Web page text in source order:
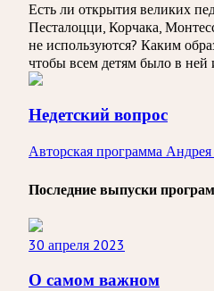
Есть ли открытия великих
Песталоцци, Корчака,
не используются? Каким
чтобы всем детям было в ней
Недетский вопрос
Авторская программа
Последние выпуски
30 апреля 2023
О самом важном